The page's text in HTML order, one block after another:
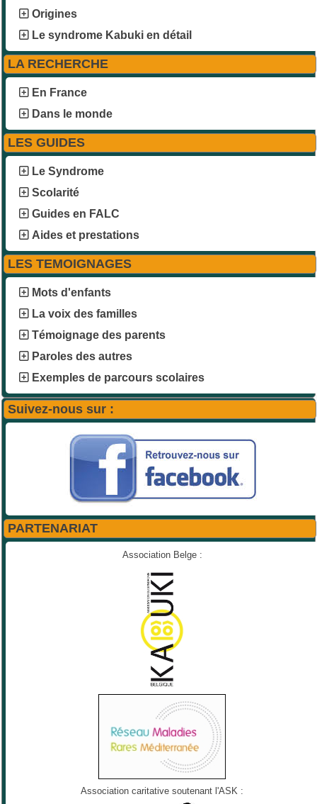
Origines
Le syndrome Kabuki en détail
LA RECHERCHE
En France
Dans le monde
LES GUIDES
Le Syndrome
Scolarité
Guides en FALC
Aides et prestations
LES TEMOIGNAGES
Mots d'enfants
La voix des familles
Témoignage des parents
Paroles des autres
Exemples de parcours scolaires
Suivez-nous sur :
PARTENARIAT
Association Belge :
Association caritative soutenant l'ASK :